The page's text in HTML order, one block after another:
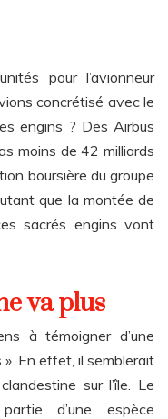
pour l’avionneur
concrétisé avec le
engins ? Des Airbus
moins de 42 milliards
boursière du groupe
que la montée de
sacrés engins vont
va plus
à témoigner d’une
En effet, il semblerait
sur l’île. Le
d’une espèce